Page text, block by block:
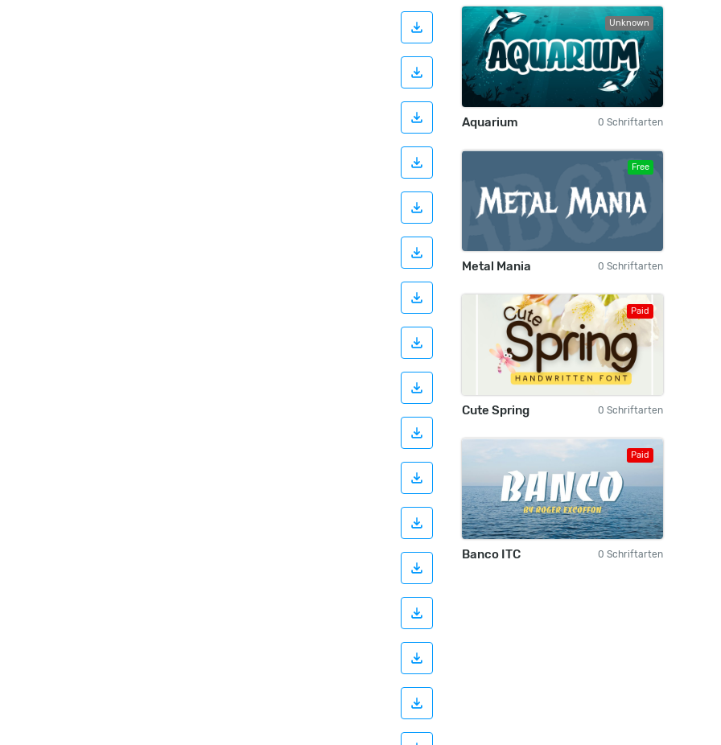
Unknown
Aquarium 0 Schriftarten
Free
Metal Mania 0 Schriftarten
Paid
Cute Spring 0 Schriftarten
Paid
Banco ITC 0 Schriftarten